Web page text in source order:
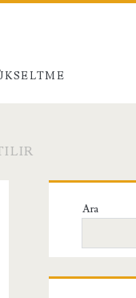
Birincil
Yan
Menü
Ara